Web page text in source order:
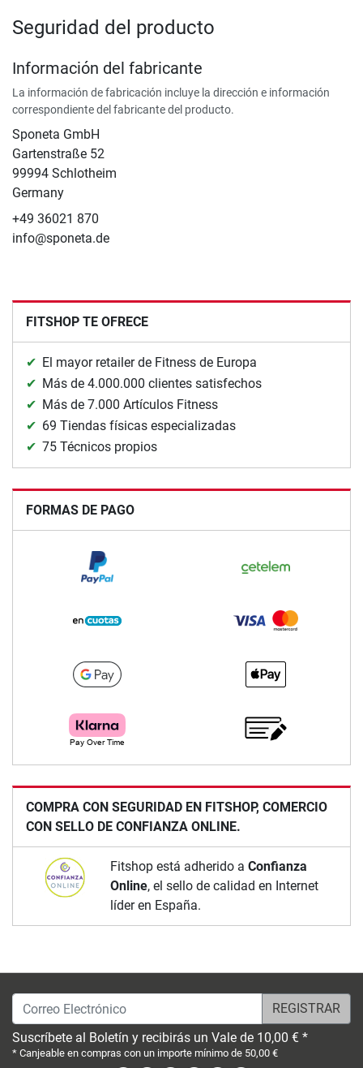
Seguridad del producto
Información del fabricante
La información de fabricación incluye la dirección e información
correspondiente del fabricante del producto.
Sponeta GmbH
Gartenstraße 52
99994 Schlotheim
Germany
+49 36021 870
info@sponeta.de
FITSHOP TE OFRECE
El mayor retailer de Fitness de Europa
Más de 4.000.000 clientes satisfechos
Más de 7.000 Artículos Fitness
69 Tiendas físicas especializadas
75 Técnicos propios
FORMAS DE PAGO
COMPRA CON SEGURIDAD EN FITSHOP, COMERCIO
CON SELLO DE CONFIANZA ONLINE.
Fitshop está adherido a Confianza
Online, el sello de calidad en Internet
líder en España.
Correo Electrónico
Suscríbete al Boletín y recibirás un Vale de 10,00 € *
* Canjeable en compras con un importe mínimo de 50,00 €